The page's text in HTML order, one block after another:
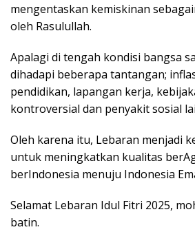
mengentaskan kemiskinan
oleh Rasulullah.
Apalagi di tengah kondisi bangsa
dihadapi beberapa tantangan;
pendidikan, lapangan kerja,
kontroversial dan penyakit sosial
Oleh karena itu, Lebaran menjadi
untuk meningkatkan kualitas
berIndonesia menuju Indonesia
Selamat Lebaran Idul Fitri 2025,
batin.